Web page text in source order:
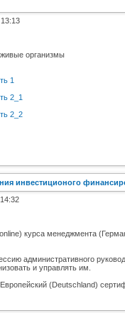
организмы
1
2_1
2_2
инвестиционого
курса менеджмента
административного
и управлять им.
(Deutschland)